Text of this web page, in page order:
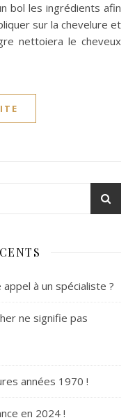
bol les ingrédients afin
sur la chevelure et
nettoiera le cheveux
à un spécialiste ?
ne signifie pas
années 1970 !
en 2024 !